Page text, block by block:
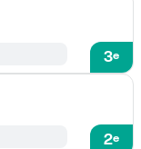
3e
2e